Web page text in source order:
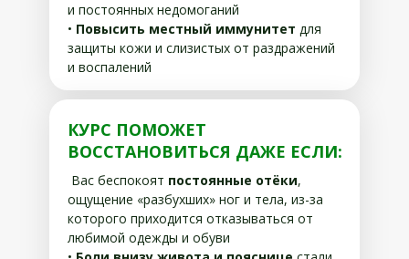
и постоянных недомоганий
• Повысить местный иммунитет для
защиты кожи и слизистых от раздражений
и воспалений
КУРС ПОМОЖЕТ
ВОССТАНОВИТЬСЯ ДАЖЕ ЕСЛИ:
Вас беспокоят постоянные отёки,
ощущение «разбухших» ног и тела, из-за
которого приходится отказываться от
любимой одежды и обуви